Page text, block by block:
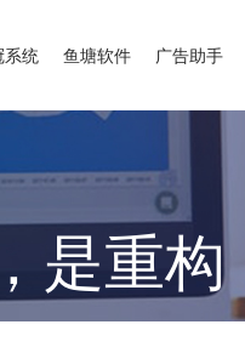
系统 鱼塘软件 广告助手
是重构